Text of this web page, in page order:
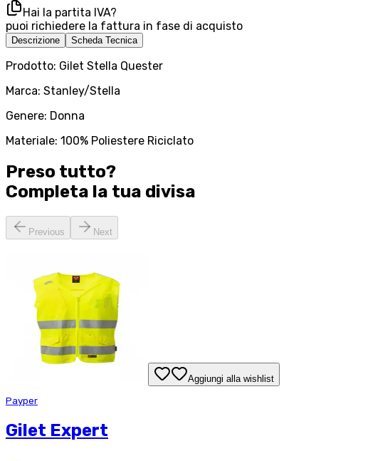
Hai la partita IVA?
puoi richiedere la fattura in fase di acquisto
Descrizione Scheda Tecnica
Prodotto: Gilet Stella Quester
Marca: Stanley/Stella
Genere: Donna
Materiale: 100% Poliestere Riciclato
Preso tutto?
Completa la tua divisa
Previous Next
Aggiungi alla wishlist
Payper
Gilet Expert